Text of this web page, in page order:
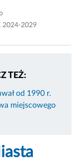
2024-2029
TEŻ:
od 1990 r.
miejscowego